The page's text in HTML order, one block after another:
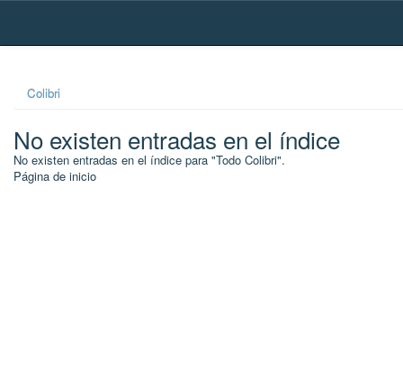
Skip
Colibri
No existen entradas en el índice
No existen entradas en el índice para "Todo Colibri".
Página de inicio